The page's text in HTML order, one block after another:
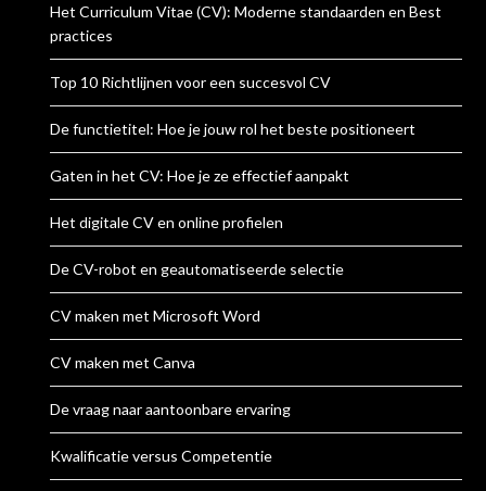
Het Curriculum Vitae (CV): Moderne standaarden en Best
practices
Top 10 Richtlijnen voor een succesvol CV
De functietitel: Hoe je jouw rol het beste positioneert
Gaten in het CV: Hoe je ze effectief aanpakt
Het digitale CV en online profielen
De CV-robot en geautomatiseerde selectie
CV maken met Microsoft Word
CV maken met Canva
De vraag naar aantoonbare ervaring
Kwalificatie versus Competentie